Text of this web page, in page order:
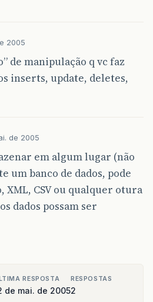
2005
de manipulação q vc faz
inserts, update, deletes,
de 2005
em algum lugar (não
um banco de dados, pode
XML, CSV ou qualquer otura
dados possam ser
RESPOSTA
de mai. de 2005
RESPOSTAS
2